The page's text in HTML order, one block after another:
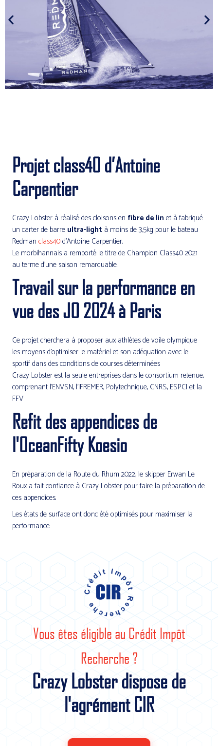
Projet class40 d’Antoine
Carpentier
Crazy Lobster à réalisé des cloisons en fibre de lin et à fabriqué
un carter de barre ultra-light à moins de 3,5kg pour le bateau
Redman class40d’Antoine Carpentier.
Le morbihannais a remporté le titre de Champion Class40 2021
au terme d’une saison remarquable.
Travail sur la performance en
vue des JO 2024 à Paris
Ce projet cherchera à proposer aux athlètes de voile olympique
les moyens d’optimiser le matériel et son adéquation avec le
sportif dans des conditions de courses déterminées
Crazy Lobster est la seule entreprises dans le consortium retenue,
comprenant l’ENVSN, l’IFREMER, Polytechnique, CNRS, ESPCI et la
FFV
Refit des appendices de
l'OceanFifty Koesio
En préparation de la Route du Rhum 2022, le skipper Erwan Le
Roux a fait confiance à Crazy Lobster pour faire la préparation de
ces appendices.
Les états de surface ont donc été optimisés pour maximiser la
performance.
Vous êtes éligible au Crédit Impôt
Recherche ?
Crazy Lobster dispose de
l'agrément CIR